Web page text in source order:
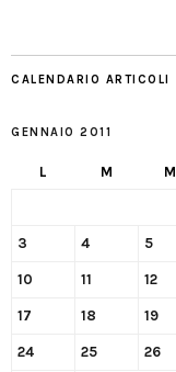
CALENDARIO ARTICOLI
GENNAIO 2011
L M M
3 4 5
10 11 12
17 18 19
24 25 26